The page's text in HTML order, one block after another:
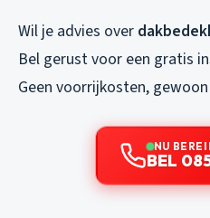
Wil je advies over
Bel gerust voor een gratis
Geen voorrijkosten,
NU
BEL